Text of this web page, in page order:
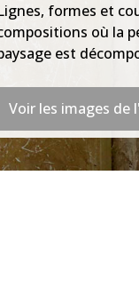
formes et
où la
est
Voir les images de